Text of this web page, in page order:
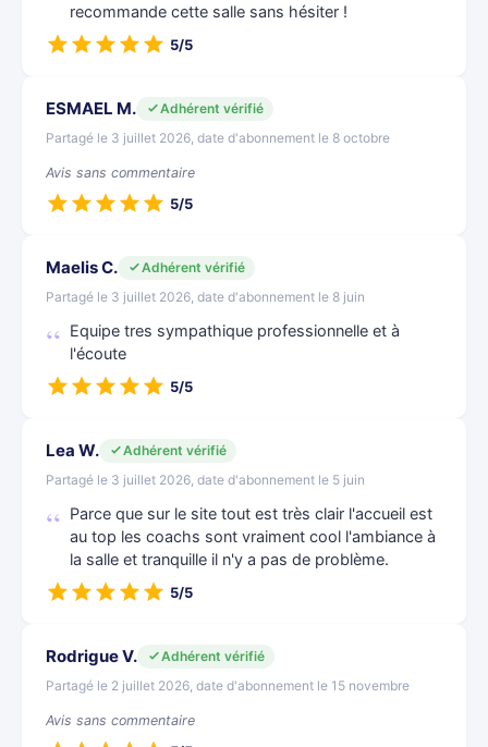
recommande cette salle sans hésiter !
5/5
ESMAEL M.
Adhérent vérifié
Partagé le 3 juillet 2026, date d'abonnement le 8 octobre
Avis sans commentaire
5/5
Maelis C.
Adhérent vérifié
Partagé le 3 juillet 2026, date d'abonnement le 8 juin
Equipe tres sympathique professionnelle et à
l'écoute
5/5
Lea W.
Adhérent vérifié
Partagé le 3 juillet 2026, date d'abonnement le 5 juin
Parce que sur le site tout est très clair l'accueil est
au top les coachs sont vraiment cool l'ambiance à
la salle et tranquille il n'y a pas de problème.
5/5
Rodrigue V.
Adhérent vérifié
Partagé le 2 juillet 2026, date d'abonnement le 15 novembre
Avis sans commentaire